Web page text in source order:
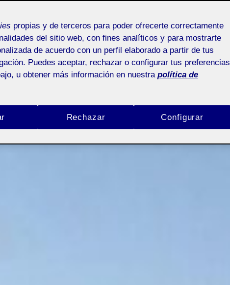
propias y de terceros para poder ofrecerte correctamente
del sitio web, con fines analíticos y para mostrarte
de acuerdo con un perfil elaborado a partir de tus
Puedes aceptar, rechazar o configurar tus preferencias
u obtener más información en nuestra política de
Rechazar Configurar